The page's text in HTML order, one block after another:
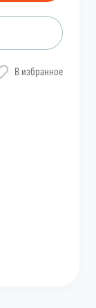
В избранное